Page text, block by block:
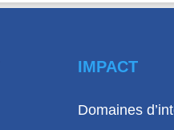
IMPACT
Domaines